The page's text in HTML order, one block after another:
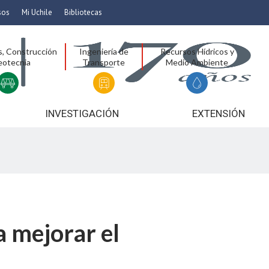
Cs. Agronómicas
Cs. Forestales y Conservación
Cs. Sociales
Comunicación e Imagen
Hospital Clínico
Mi Uchile Bibliotecas
Construcción
Ingeniería de
Transporte
Recursos Hídricos y
Medio Ambiente
INVESTIGACIÓN EXTENSIÓN
mejorar el